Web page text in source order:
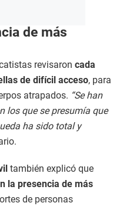
de más
revisaron cada
de difícil acceso, para
atrapados. “Se han
los que se presumía que
ha sido total y
también explicó que
la presencia de más
de personas